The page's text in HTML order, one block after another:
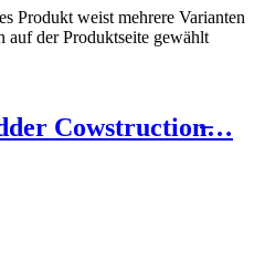
Produkt weist mehrere Varianten
auf der Produktseite gewählt
Cowstruction̶…